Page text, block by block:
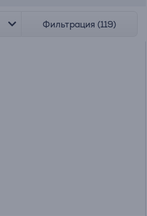
Фильтрация (119)